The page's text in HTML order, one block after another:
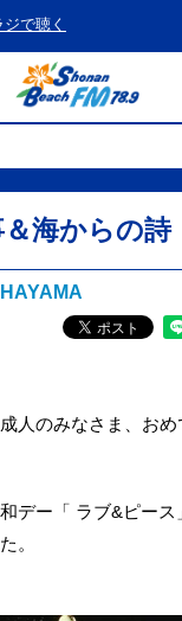
で聴く
海からの詩
人のみなさま、おめ
デー「 ラブ&ピース
。